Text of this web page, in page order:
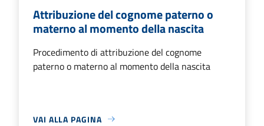
Attribuzione del cognome paterno o
materno al momento della nascita
Procedimento di attribuzione del cognome
paterno o materno al momento della nascita
VAI ALLA PAGINA